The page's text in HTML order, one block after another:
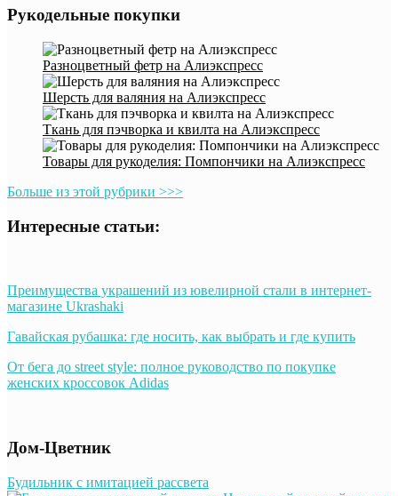
Рукодельные покупки
Разноцветный фетр на Алиэкспресс
Шерсть для валяния на Алиэкспресс
Ткань для пэчворка и квилта на Алиэкспресс
Товары для рукоделия: Помпончики на Алиэкспресс
Больше из этой рубрики >>>
Интересные статьи:
Преимущества украшений из ювелирной стали в интернет-
магазине Ukrashaki
Гавайская рубашка: где носить, как выбрать и где купить
От бега до street style: полное руководство по покупке
женских кроссовок Adidas
Дом-Цветник
Будильник с имитацией рассвета